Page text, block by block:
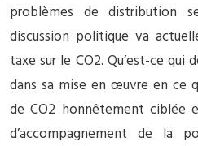
problèmes de distribution
discussion politique va
taxe sur le CO2. Qu’est-ce
dans sa mise en œuvre en ce
de CO2 honnêtement ciblée
d’accompagnement de la